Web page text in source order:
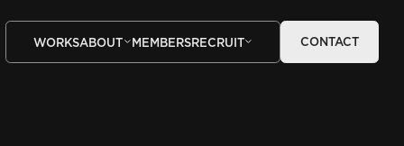
WORKSABOUT MEMBERSRECRUIT CONTACT